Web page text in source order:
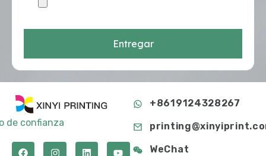
Entregar
de confianza
+8619124328267
WeChat